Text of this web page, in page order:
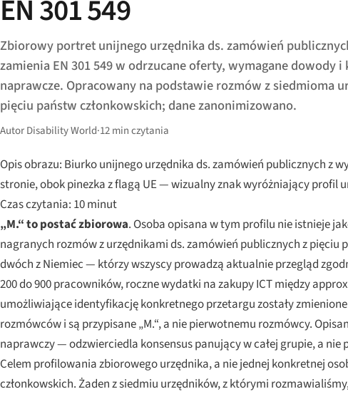
EN 301 549
Zbiorowy portret unijnego urzędnika ds. zamówień
zamienia EN 301 549 w odrzucane oferty, wymagane dowody i
naprawcze. Opracowany na podstawie rozmów z siedmioma
pięciu państw członkowskich; dane zanonimizowano.
Autor Disability World·12 min czytania
Opis obrazu: Biurko unijnego urzędnika ds. zamówień publicznych z
stronie, obok pinezka z flagą UE — wizualny znak wyróżniający profil
Czas czytania: 10 minut
„M.“ to postać zbiorowa. Osoba opisana w tym profilu nie istnieje
nagranych rozmów z urzędnikami ds. zamówień publicznych z
dwóch z Niemiec — którzy wszyscy prowadzą aktualnie przegląd
200 do 900 pracowników, roczne wydatki na zakupy ICT między
umożliwiające identyfikację konkretnego przetargu zostały
rozmówców i są przypisane „M.“, a nie pierwotnemu rozmówcy.
naprawczy — odzwierciedla konsensus panujący w całej grupie, a nie
Celem profilowania zbiorowego urzędnika, a nie jednej konkretnej
członkowskich. Żaden z siedmiu urzędników, z którymi